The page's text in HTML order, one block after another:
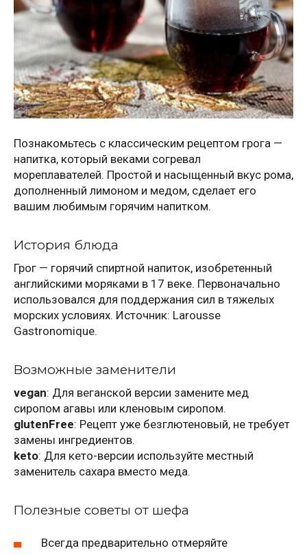
Познакомьтесь с классическим рецептом грога —
напитка, который веками согревал
мореплавателей. Простой и насыщенный вкус рома,
дополненный лимоном и медом, сделает его
вашим любимым горячим напитком.
История блюда
Грог — горячий спиртной напиток, изобретенный
английскими моряками в 17 веке. Первоначально
использовался для поддержания сил в тяжелых
морских условиях. Источник: Larousse
Gastronomique.
Возможные заменители
vegan: Для веганской версии замените мед
сиропом агавы или кленовым сиропом.
glutenFree: Рецепт уже безглютеновый, не требует
замены ингредиентов.
keto: Для кето-версии используйте местный
заменитель сахара вместо меда.
Полезные советы от шефа
Всегда предварительно отмеряйте